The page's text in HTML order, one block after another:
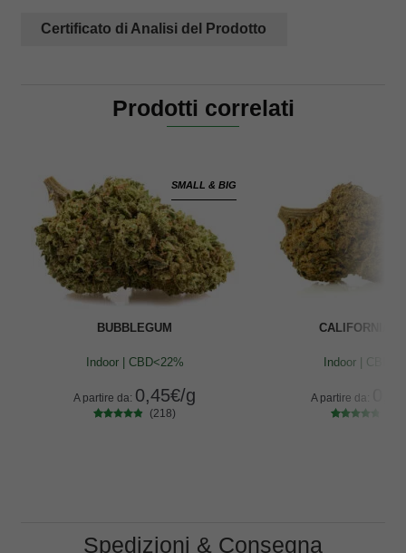
Certificato di Analisi del Prodotto
Prodotti correlati
SMALL & BIG
BUBBLEGUM
Indoor | CBD<22%
A partire da: 0,45€/g
(218)
CALIFORNIA
Indoor |
A partire da:
Spedizioni & Consegna